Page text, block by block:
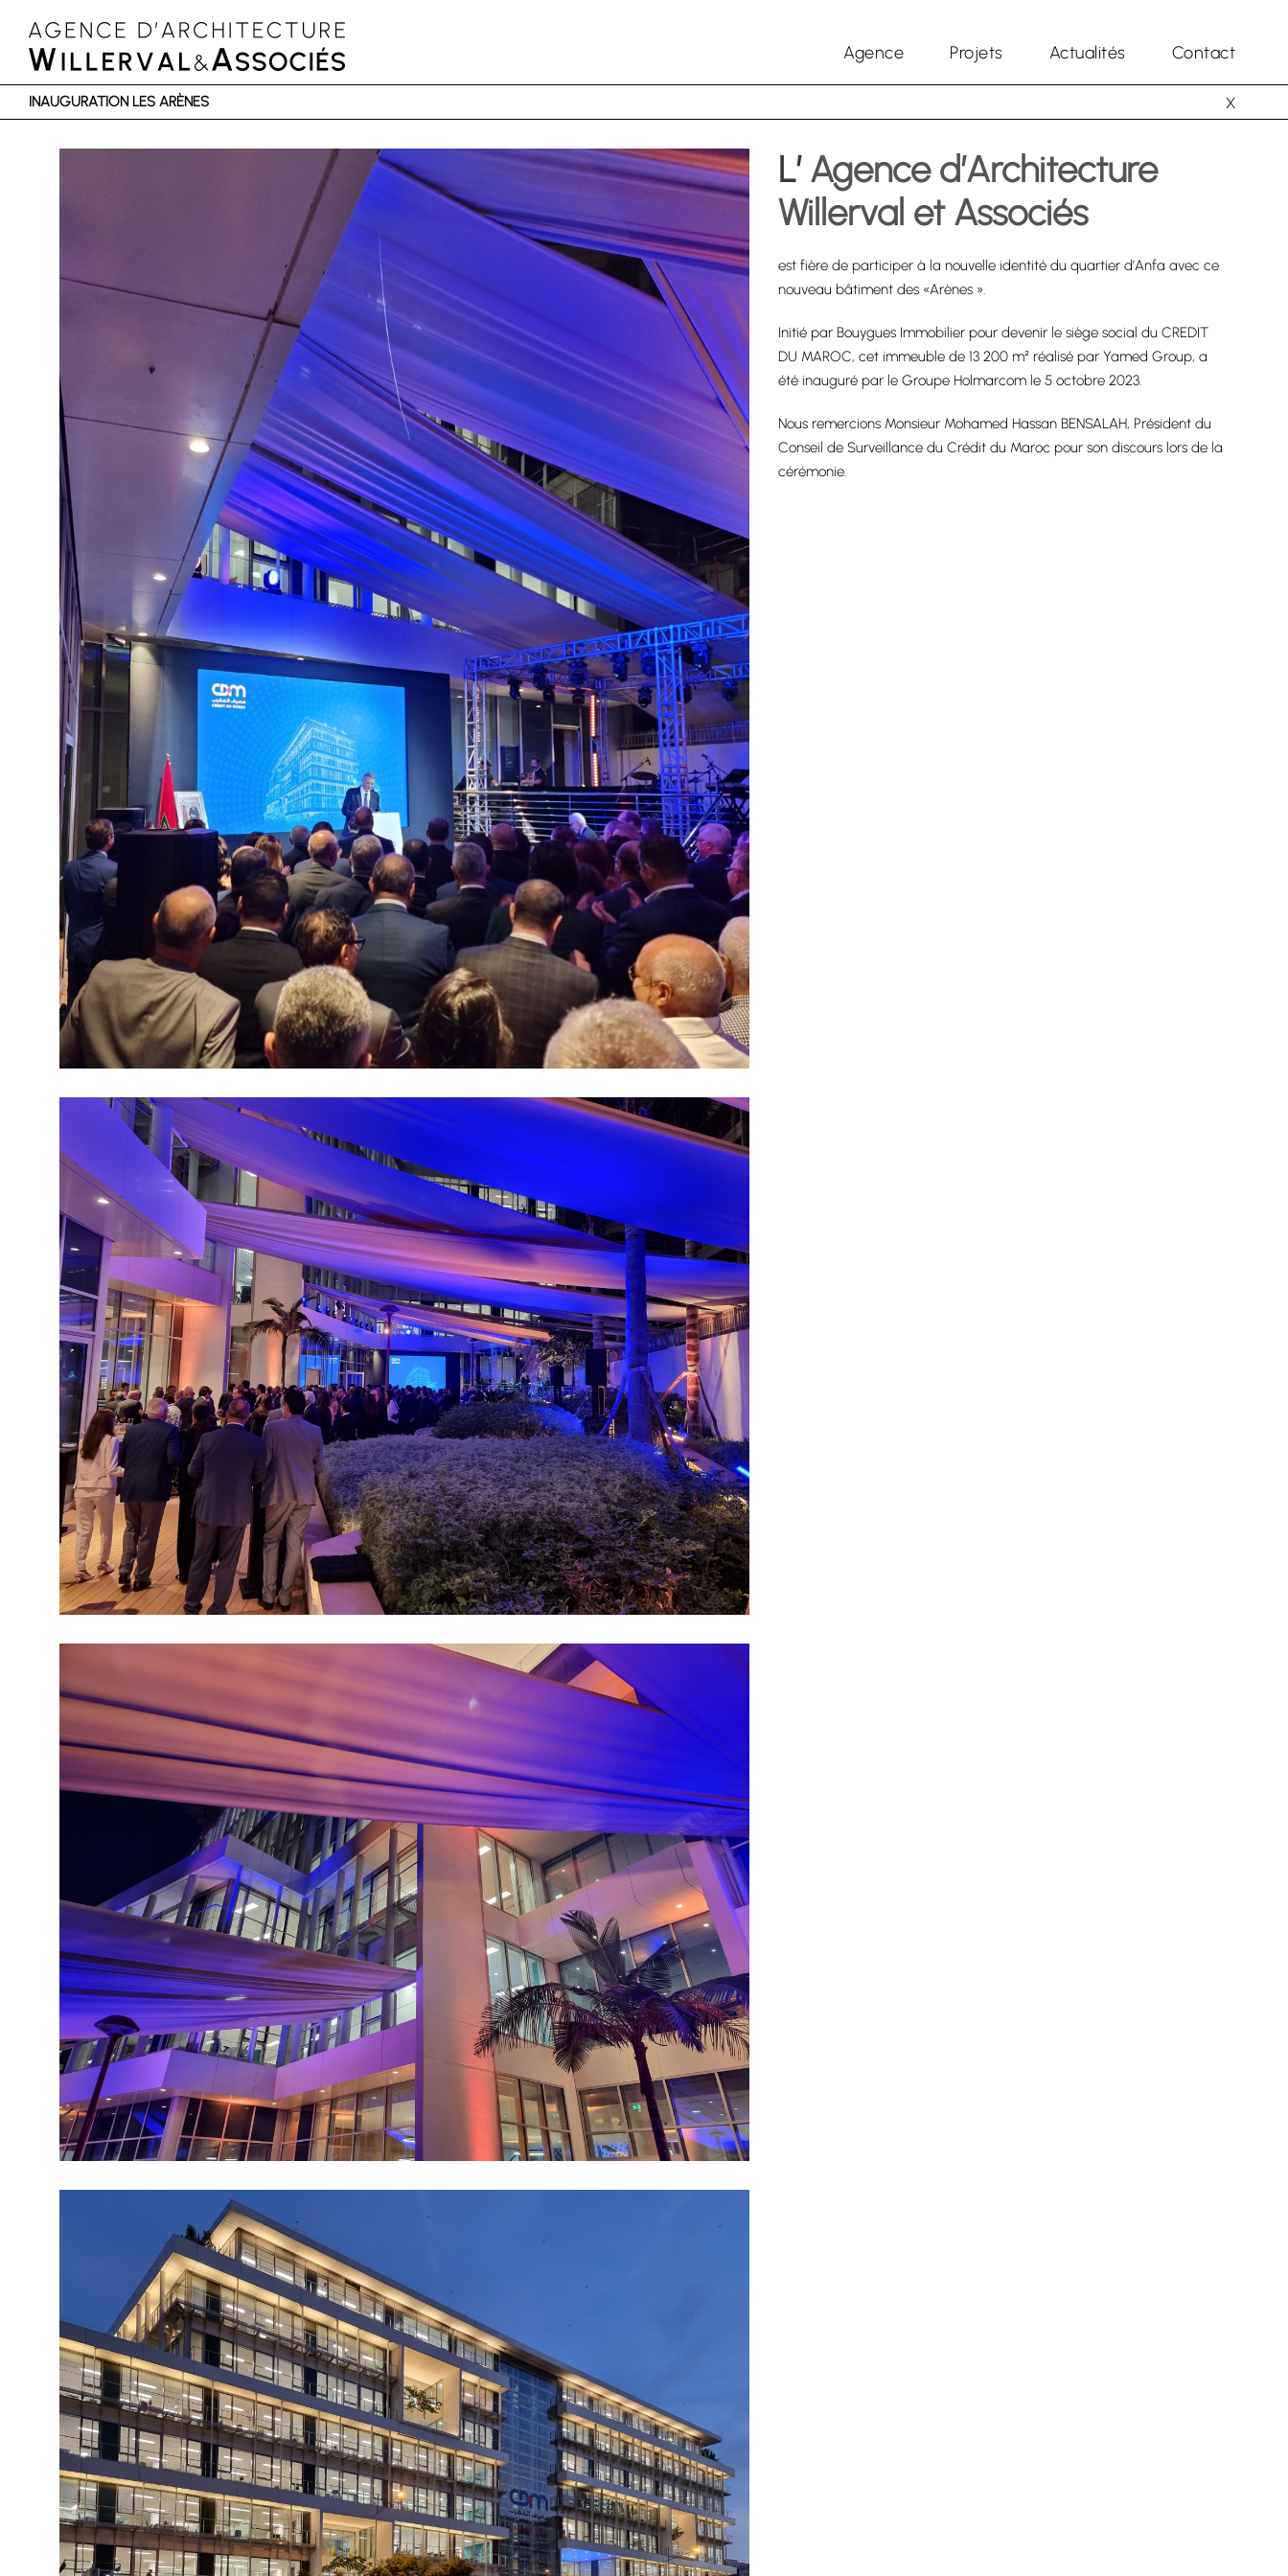
Agence Projets Actualités Contact
INAUGURATION LES ARÈNES X
L’Agence d’Architecture
Willerval et Associés
est fière de participer à la nouvelle identité du quartier d’Anfa avec ce
nouveau bâtiment des «Arènes ».
Initié par Bouygues Immobilier pour devenir le siège social du CREDIT
DU MAROC, cet immeuble de 13 200 m² réalisé par Yamed Group, a
été inauguré par le Groupe Holmarcom le 5 octobre 2023.
Nous remercions Monsieur Mohamed Hassan BENSALAH, Président du
Conseil de Surveillance du Crédit du Maroc pour son discours lors de la
cérémonie.